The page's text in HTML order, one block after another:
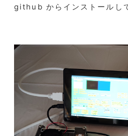
github からインストールし